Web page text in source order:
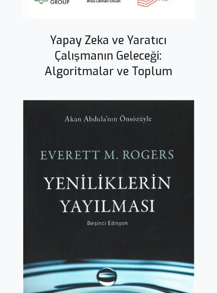
Yapay Zeka ve Yaratıcı
Çalışmanın Geleceği:
Algoritmalar ve Toplum